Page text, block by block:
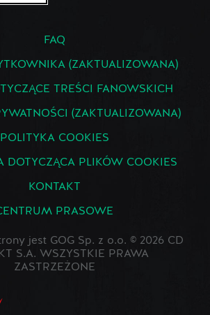
FAQ
(ZAKTUALIZOWANA)
TREŚCI FANOWSKICH
(ZAKTUALIZOWANA)
POLITYKA COOKIES
DOTYCZĄCA PLIKÓW COOKIES
KONTAKT
PRASOWE
jest GOG Sp. z o.o. © 2026 CD
S.A. WSZYSTKIE PRAWA
ZASTRZEŻONE